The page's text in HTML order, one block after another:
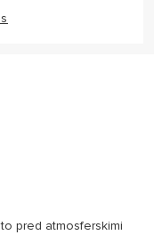
pred atmosferskimi